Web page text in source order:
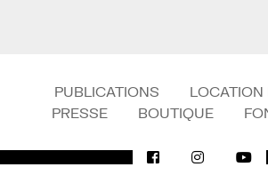
PUBLICATIONS
LOCATION
PRESSE
BOUTIQUE